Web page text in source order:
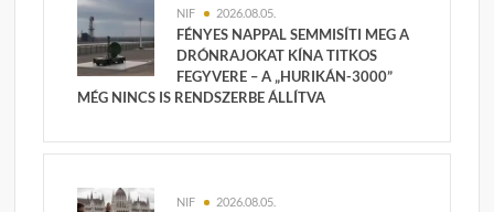
NIF 2026.08.05.
FÉNYES NAPPAL SEMMISÍTI MEG A
DRÓNRAJOKAT KÍNA TITKOS
FEGYVERE – A „HURIKÁN-3000”
MÉG NINCS IS RENDSZERBE ÁLLÍTVA
NIF 2026.08.05.